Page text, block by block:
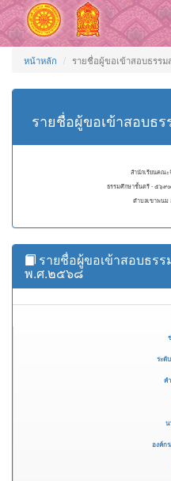
หน้าหลัก รายชื่อผู้ขอเข้าสอบธรร
รายชื่อผู้ขอเข้าสอบธ
สำนักเรียนคณ
ธรรมศึกษาชั้นตรี - ๕๖๙๐
ตำบลเขาพนม
รายชื่อผู้ขอเข้าสอบธร
พ.ศ.๒๕๖๘
ระดั
ค
น
องค์ก